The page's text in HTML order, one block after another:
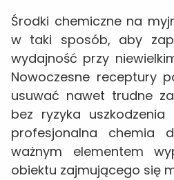
Środki chemiczne na
w taki sposób, aby
wydajność przy
Nowoczesne receptury
usuwać nawet trudne
bez ryzyka uszkodzenia
profesjonalna chemia
ważnym elementem
obiektu zajmującego się